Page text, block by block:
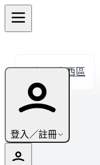
登入／註冊
← 返回中西區